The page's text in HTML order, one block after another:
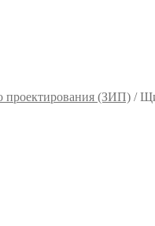
проектирования (ЗИП) /